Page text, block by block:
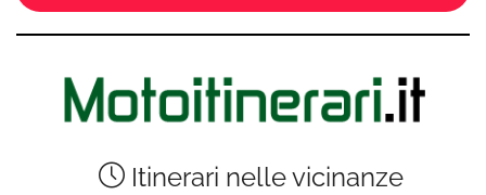
Itinerari nelle vicinanze